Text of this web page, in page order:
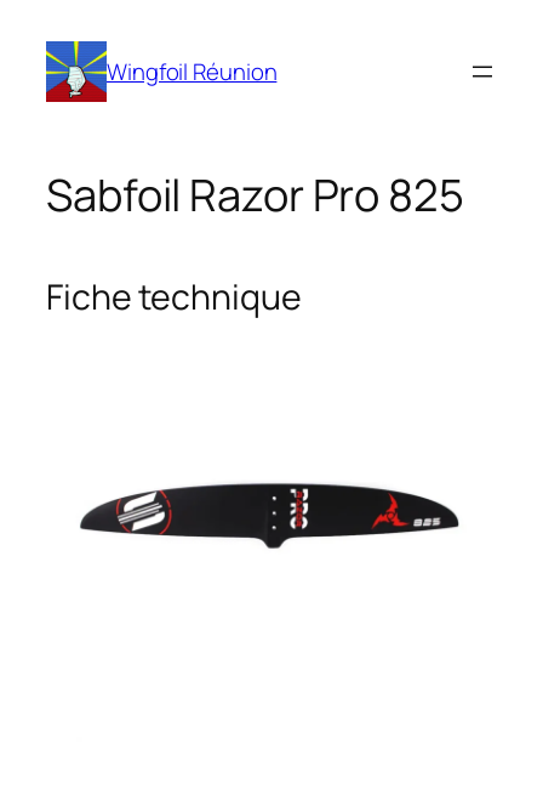
contenu Wingfoil Réunion
Sabfoil Razor Pro 825
Fiche technique